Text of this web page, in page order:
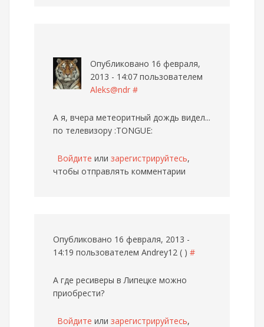
Опубликовано 16 февраля,
2013 - 14:07 пользователем
Aleks@ndr #
А я, вчера метеоритный дождь видел...
по телевизору :TONGUE:
Войдите или зарегистрируйтесь,
чтобы отправлять комментарии
Опубликовано 16 февраля, 2013 -
14:19 пользователем Andrey12 ( ) #
А где ресиверы в Липецке можно
приобрести?
Войдите или зарегистрируйтесь,